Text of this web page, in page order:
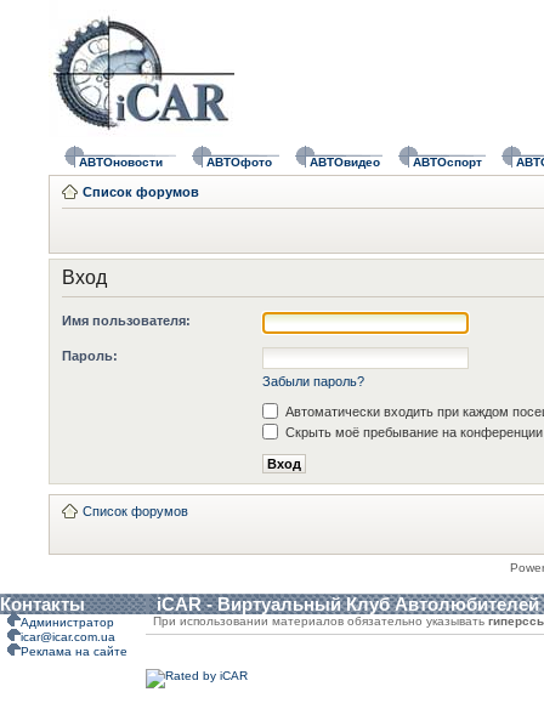
АВТОновости АВТОфото АВТОвидео АВТОспорт
Список форумов
Вход
Имя пользователя:
Пароль:
Забыли пароль?
Автоматически входить при каждом
Скрыть моё пребывание на конференции
Список форумов
Контакты iCAR - Виртуальный Клуб Автолюбителей
Администратор
icar@icar.com.ua
Реклама на сайте
При использовании материалов обязательно указывать